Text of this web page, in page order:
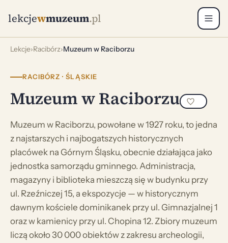
lekcjewmuzeum.pl
Lekcje›Racibórz›Muzeum w Raciborzu
RACIBÓRZ · ŚLĄSKIE
Muzeum w Raciborzu
Muzeum w Raciborzu, powołane w 1927 roku, to jedna
z najstarszych i najbogatszych historycznych
placówek na Górnym Śląsku, obecnie działająca jako
jednostka samorządu gminnego. Administracja,
magazyny i biblioteka mieszczą się w budynku przy
ul. Rzeźniczej 15, a ekspozycje — w historycznym
dawnym kościele dominikanek przy ul. Gimnazjalnej 1
oraz w kamienicy przy ul. Chopina 12. Zbiory muzeum
liczą około 30 000 obiektów z zakresu archeologii,